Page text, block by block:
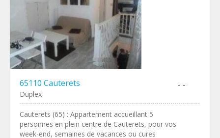
65110 Cauterets - -
Duplex
Cauterets (65) : Appartement accueillant 5
personnes en plein centre de Cauterets, pour vos
week-end, semaines de vacances ou cures